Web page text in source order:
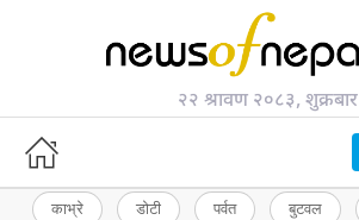
२२ श्रावण २०८३, शुक्रबार
काभ्रे डोटी पर्वत बुटवल